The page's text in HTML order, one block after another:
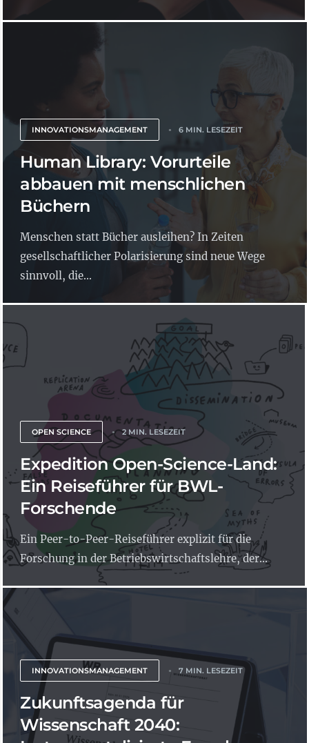
INNOVATIONSMANAGEMENT 6 MIN. LESEZEIT
Human Library: Vorurteile
abbauen mit menschlichen
Büchern
Menschen statt Bücher ausleihen? In Zeiten
gesellschaftlicher Polarisierung sind neue Wege
sinnvoll, die...
OPEN SCIENCE 2 MIN. LESEZEIT
Expedition Open-Science-Land:
Ein Reiseführer für BWL-
Forschende
Ein Peer-to-Peer-Reiseführer explizit für die
Forschung in der Betriebswirtschaftslehre, der...
INNOVATIONSMANAGEMENT 7 MIN. LESEZEIT
Zukunftsagenda für
Wissenschaft 2040: